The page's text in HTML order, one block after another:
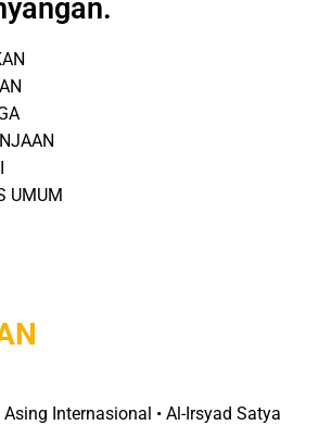
UMUM
Internasional • Al-Irsyad Satya